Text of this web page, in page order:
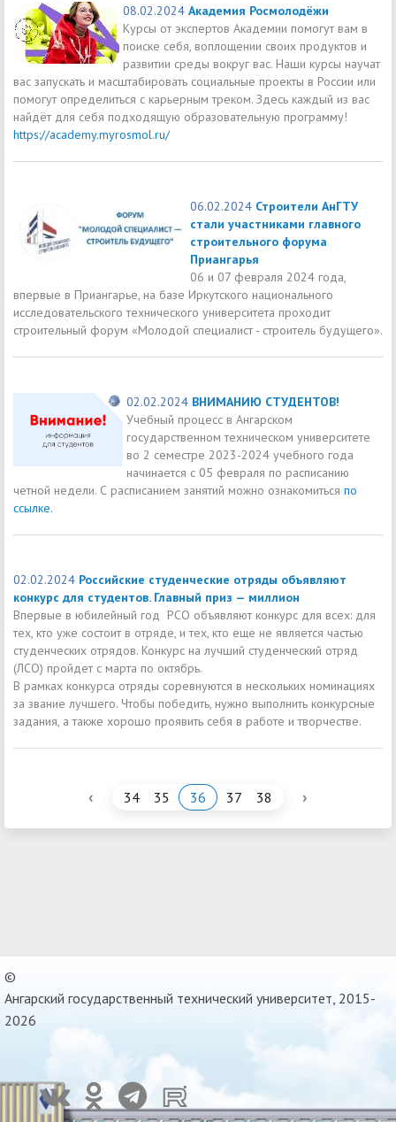
08.02.2024 Академия Росмолодёжи
Курсы от экспертов Академии помогут вам в
поиске себя, воплощении своих продуктов и
развитии среды вокруг вас. Наши курсы научат
вас запускать и масштабировать социальные проекты в России или
помогут определиться с карьерным треком. Здесь каждый из вас
найдёт для себя подходящую образовательную программу!
https://academy.myrosmol.ru/
06.02.2024 Строители АнГТУ
стали участниками главного
строительного форума
Приангарья
06 и 07 февраля 2024 года,
впервые в Приангарье, на базе Иркутского национального
исследовательского технического университета проходит
строительный форум «Молодой специалист - строитель будущего».
02.02.2024 ВНИМАНИЮ СТУДЕНТОВ!
Учебный процесс в Ангарском
государственном техническом университете
во 2 семестре 2023-2024 учебного года
начинается с 05 февраля по расписанию
четной недели. С расписанием занятий можно ознакомиться по
ссылке.
02.02.2024 Российские студенческие отряды объявляют
конкурс для студентов. Главный приз — миллион
Впервые в юбилейный год РСО объявляют конкурс для всех: для
тех, кто уже состоит в отряде, и тех, кто еще не является частью
студенческих отрядов. Конкурс на лучший студенческий отряд
(ЛСО) пройдет с марта по октябрь.
В рамках конкурса отряды соревнуются в нескольких номинациях
за звание лучшего. Чтобы победить, нужно выполнить конкурсные
задания, а также хорошо проявить себя в работе и творчестве.
‹ 34 35 36 37 38 ›
©
Ангарский государственный технический университет, 2015-
2026